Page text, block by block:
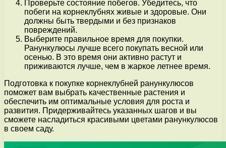
Проверьте состояние побегов. Убедитесь, что
побеги на корнеклубнях живые и здоровые. Они
должны быть твердыми и без признаков
повреждений.
Выберите правильное время для покупки.
Ранункулюсы лучше всего покупать весной или
осенью. В это время они активно растут и
приживаются лучше, чем в жаркое летнее время.
Подготовка к покупке корнеклубней ранункулюсов
поможет вам выбрать качественные растения и
обеспечить им оптимальные условия для роста и
развития. Придерживайтесь указанных шагов и вы
сможете насладиться красивыми цветами ранункулюсов
в своем саду.